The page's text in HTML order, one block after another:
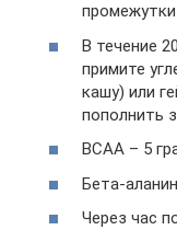
В течение
примите
кашу) или
пополнить
BCAA – 5
Бета-
Через час